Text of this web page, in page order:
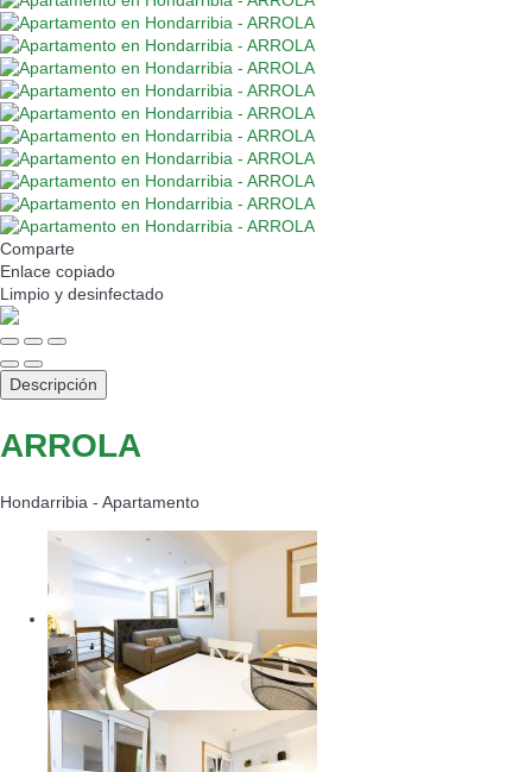
Comparte
Enlace copiado
Limpio y desinfectado
Descripción
ARROLA
Hondarribia - Apartamento